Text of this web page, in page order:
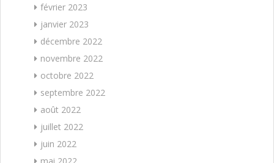
février 2023
janvier 2023
décembre 2022
novembre 2022
octobre 2022
septembre 2022
août 2022
juillet 2022
juin 2022